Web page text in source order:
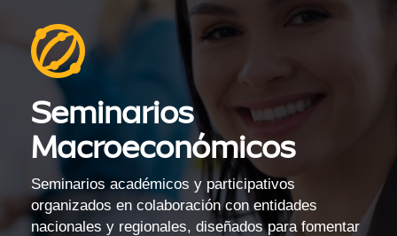
Seminarios
Macroeconómicos
Seminarios académicos y participativos
organizados en colaboración con entidades
nacionales y regionales, diseñados para fomentar